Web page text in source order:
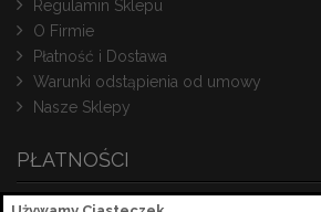
Regulamin Sklepu
O Firmie
Płatność i Dostawa
Warunki odstąpienia od umowy
Nasze Sklepy
PŁATNOŚCI